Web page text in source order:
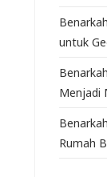
untuk
Menjadi
Rumah